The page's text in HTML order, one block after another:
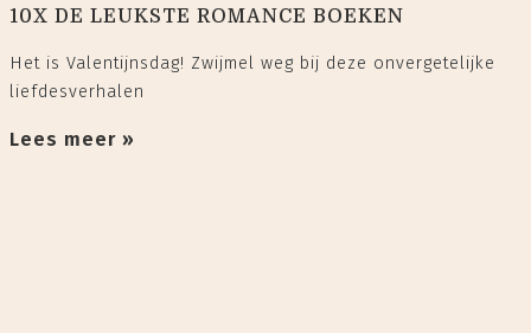
10X DE LEUKSTE ROMANCE BOEKEN
Het is Valentijnsdag! Zwijmel weg bij deze onvergetelijke
liefdesverhalen
Lees meer »